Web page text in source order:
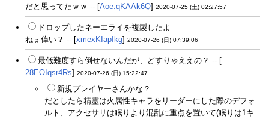
だと思ってたｗｗ -- [Aoe.qKAAk6Q] 2020-07-25 (土) 02:27:57
ドロップしたネーエライを複製したよ
ねぇ偉い？ -- [xmexKIapIkg] 2020-07-26 (日) 07:39:06
最低難度すら倒せないんだが、どすりゃええの？ -- [
28EOIqsr4Rs] 2020-07-26 (日) 15:22:47
新規プレイヤーさんかな？
だとしたら精霊は火属性キャラをリーダーにした際のデフォ
ルト、アクセサリは眠りより混乱に重点を置いて(眠りは1キ